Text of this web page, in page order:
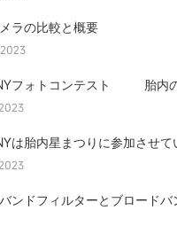
ラの比較と概要
フォトコンテスト 胎内
は胎内星まつりに参加させて
ンドフィルターとブロード